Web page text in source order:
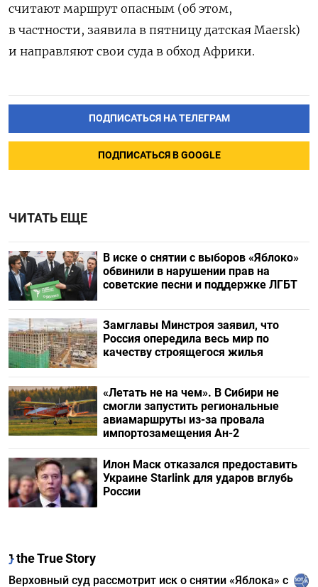
считают маршрут опасным (об этом,
в частности, заявила в пятницу датская Maersk)
и направляют свои суда в обход Африки.
ПОДПИСАТЬСЯ НА ТЕЛЕГРАМ
ПОДПИСАТЬСЯ В GOOGLE
ЧИТАТЬ ЕЩЕ
В иске о снятии с выборов «Яблоко»
обвинили в нарушении прав на
советские песни и поддержке ЛГБТ
Замглавы Минстроя заявил, что
Россия опередила весь мир по
качеству строящегося жилья
«Летать не на чем». В Сибири не
смогли запустить региональные
авиамаршруты из-за провала
импортозамещения Ан-2
Илон Маск отказался предоставить
Украине Starlink для ударов вглубь
России